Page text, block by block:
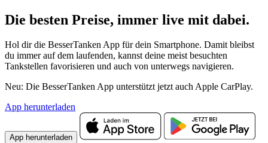
Die besten Preise, immer live mit dabei.
Hol dir die BesserTanken App für dein Smartphone. Damit bleibst
du immer auf dem laufenden, kannst deine meist besuchten
Tankstellen favorisieren und auch von unterwegs navigieren.
Neu: Die BesserTanken App unterstützt jetzt auch Apple CarPlay.
App herunterladen
App herunterladen